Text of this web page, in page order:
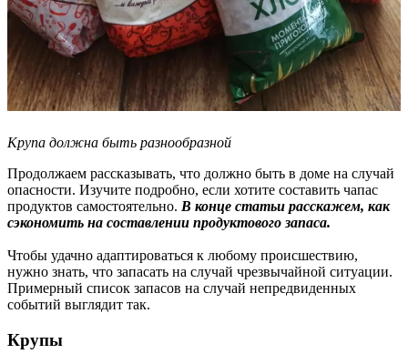
Крупа должна быть разнообразной
Продолжаем рассказывать, что должно быть в доме на случай
опасности. Изучите подробно, если хотите составить чапас
продуктов самостоятельно. В конце статьи расскажем, как
сэкономить на составлении продуктового запаса.
Чтобы удачно адаптироваться к любому происшествию,
нужно знать, что запасать на случай чрезвычайной ситуации.
Примерный список запасов на случай непредвиденных
событий выглядит так.
Крупы